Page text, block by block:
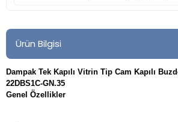
Ürün Bilgisi
Dampak Tek Kapılı Vitrin Tip Cam Kapılı
22DBS1C-GN.35
Genel Özellikler